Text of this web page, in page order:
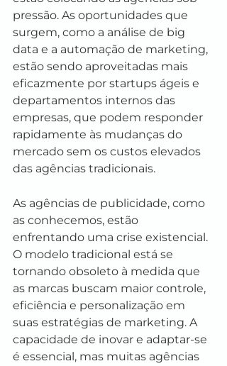
pressão. As oportunidades que
surgem, como a análise de big
data e a automação de marketing,
estão sendo aproveitadas mais
eficazmente por startups ágeis e
departamentos internos das
empresas, que podem responder
rapidamente às mudanças do
mercado sem os custos elevados
das agências tradicionais.
As agências de publicidade, como
as conhecemos, estão
enfrentando uma crise existencial.
O modelo tradicional está se
tornando obsoleto à medida que
as marcas buscam maior controle,
eficiência e personalização em
suas estratégias de marketing. A
capacidade de inovar e adaptar-se
é essencial, mas muitas agências